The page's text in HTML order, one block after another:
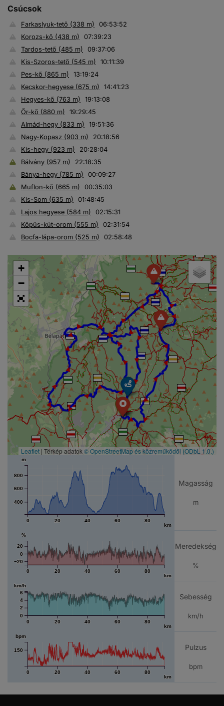
Csúcsok
Farkaslyuk-tető (338 m)
06:53:52
Korozs-kő (438 m)
07:39:23
Tardos-tető (485 m)
09:37:06
Kis-Szoros-tető (545 m)
10:11:39
Pes-kő (865 m)
13:19:24
Kecskor-hegyese (675 m)
14:41:23
Hegyes-kő (763 m)
19:13:08
Őr-kő (880 m)
19:29:45
Almád-hegy (833 m)
19:51:36
Nagy-Kopasz (903 m)
20:18:56
Kis-hegy (923 m)
20:28:04
Bálvány (957 m)
22:18:35
Bánya-hegy (785 m)
00:09:27
Muflon-kő (665 m)
00:35:03
Kis-Som (635 m)
01:48:45
Lajos hegyese (584 m)
02:15:31
Köpüs-kút-orom (555 m)
02:31:54
Bocfa-lápa-orom (525 m)
02:58:48
► ► ► ► ► ► ► ► ► ► ► ► ► ► ► ► ► ► ► ► ► ► ► ► ► ► ► ► ► ► ► ► ► ► ► ►
+
−
Leaflet | Térkép adatok © OpenStreetMap és közreműködői (ODbL 1.0.)
0 20 40 60 80
km
400
600
800
m
Magasság
m
0 20 40 60 80
km
−20
0
20
%
Meredekség
%
0 20 40 60 80
km
0
2
4
6
km/h
Sebesség
km/h
0 20 40 60 80
km
150
bpm
Pulzus
bpm